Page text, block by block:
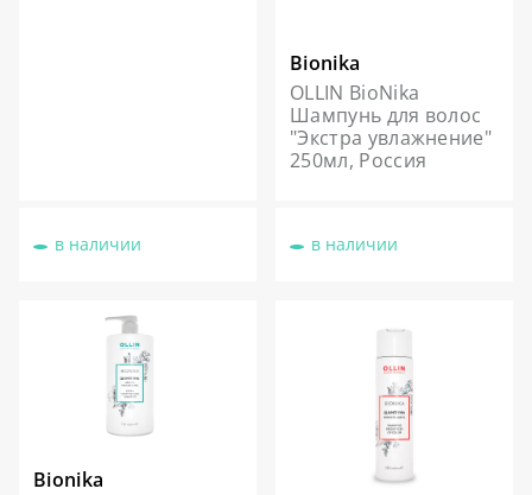
в наличии
Bionika
OLLIN BioNika
Шампунь для волос
"Экстра увлажнение"
250мл, Россия
в наличии
Bionika